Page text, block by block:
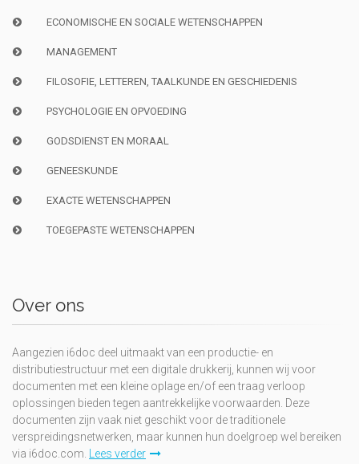
ECONOMISCHE EN SOCIALE WETENSCHAPPEN
MANAGEMENT
FILOSOFIE, LETTEREN, TAALKUNDE EN GESCHIEDENIS
PSYCHOLOGIE EN OPVOEDING
GODSDIENST EN MORAAL
GENEESKUNDE
EXACTE WETENSCHAPPEN
TOEGEPASTE WETENSCHAPPEN
Over ons
Aangezien i6doc deel uitmaakt van een productie- en
distributiestructuur met een digitale drukkerij, kunnen wij voor
documenten met een kleine oplage en/of een traag verloop
oplossingen bieden tegen aantrekkelijke voorwaarden. Deze
documenten zijn vaak niet geschikt voor de traditionele
verspreidingsnetwerken, maar kunnen hun doelgroep wel bereiken
via i6doc.com. Lees verder